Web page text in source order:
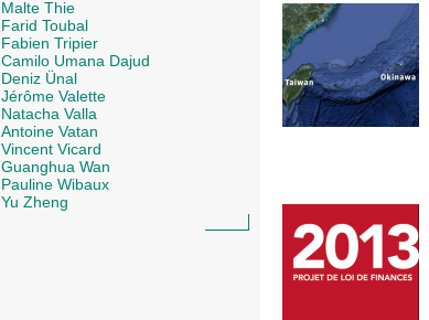
Malte Thie
Farid Toubal
Fabien Tripier
Camilo Umana Dajud
Deniz Ünal
Jérôme Valette
Natacha Valla
Antoine Vatan
Vincent Vicard
Guanghua Wan
Pauline Wibaux
Yu Zheng